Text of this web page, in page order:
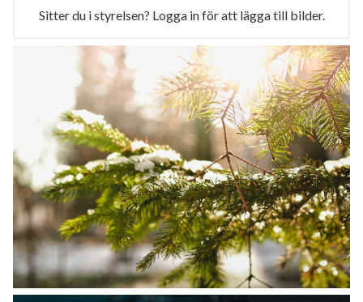
Sitter du i styrelsen? Logga in för att lägga till bilder.